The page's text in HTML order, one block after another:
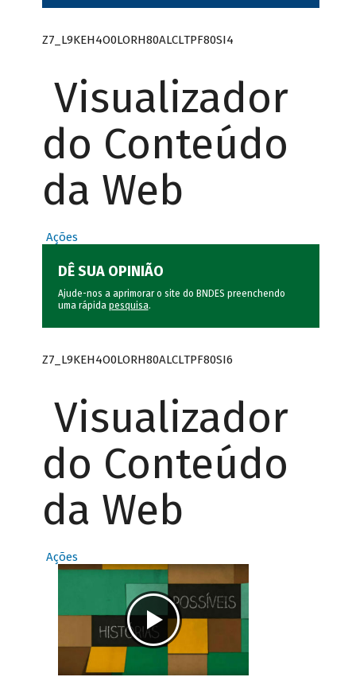
Z7_L9KEH4O0LORH80ALCLTPF80SI4
Visualizador
do Conteúdo
da Web
Ações
DÊ SUA OPINIÃO
Ajude-nos a aprimorar o site do BNDES preenchendo
uma rápida pesquisa.
Z7_L9KEH4O0LORH80ALCLTPF80SI6
Visualizador
do Conteúdo
da Web
Ações